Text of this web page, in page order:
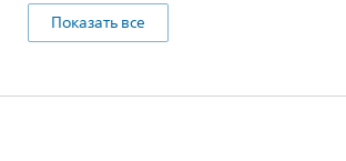
Показать все